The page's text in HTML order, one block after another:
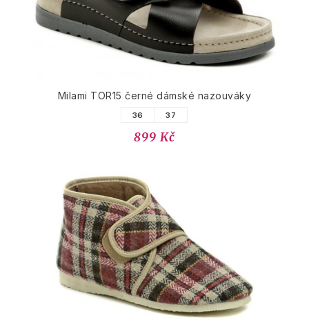
Milami TOR15 černé dámské nazouváky
36 37
899 Kč